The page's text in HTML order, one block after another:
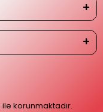
ile korunmaktadır.